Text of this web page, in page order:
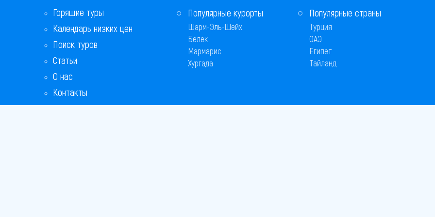
Горящие туры
Календарь низких цен
Поиск туров
Статьи
О нас
Контакты
Популярные курорты
Шарм-Эль-Шейх
Белек
Мармарис
Хургада
Популярные страны
Турция
ОАЭ
Египет
Тайланд